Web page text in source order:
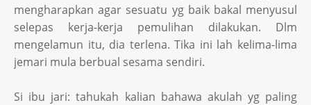
mengharapkan agar sesuatu yg baik bakal menyusul
selepas kerja-kerja pemulihan dilakukan. Dlm
mengelamun itu, dia terlena. Tika ini lah kelima-lima
jemari mula berbual sesama sendiri.
Si ibu jari: tahukah kalian bahawa akulah yg paling